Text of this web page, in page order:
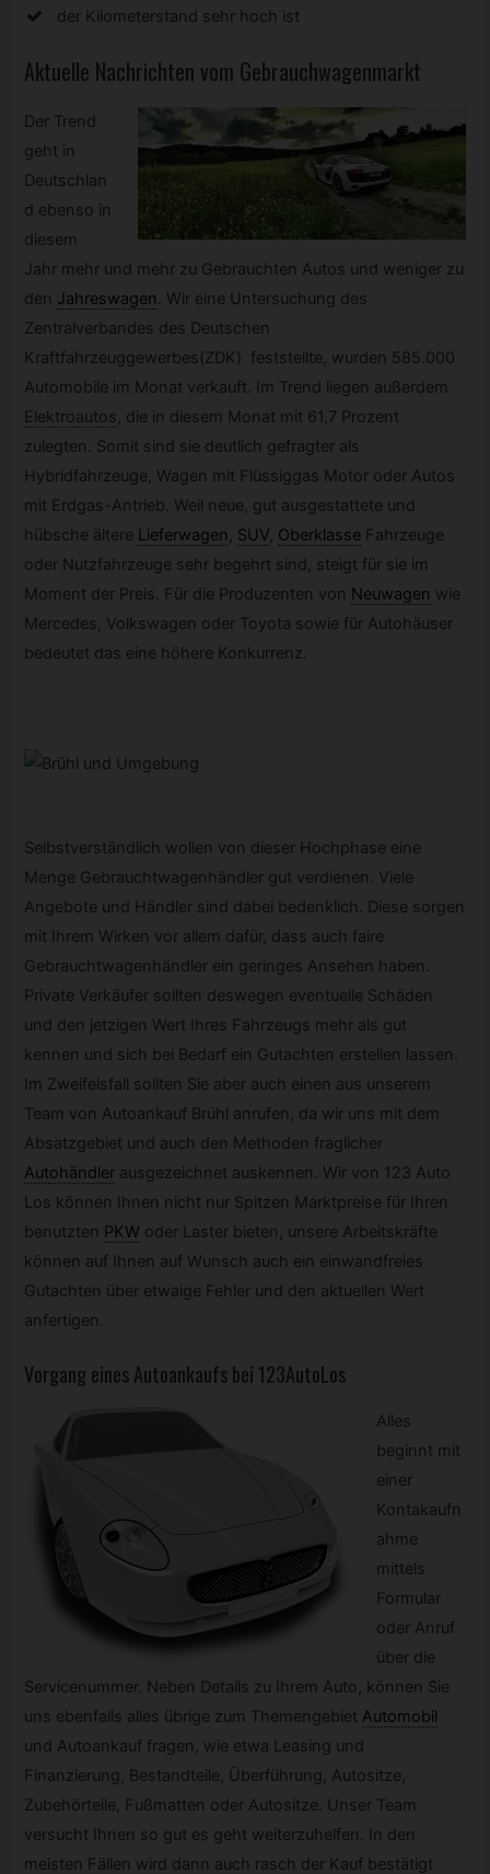
der Kilometerstand sehr hoch ist
Aktuelle Nachrichten vom Gebrauchwagenmarkt
Der Trend
geht in
Deutschlan
d ebenso in
diesem
Jahr mehr und mehr zu Gebrauchten Autos und weniger zu
den Jahreswagen. Wir eine Untersuchung des
Zentralverbandes des Deutschen
Kraftfahrzeuggewerbes(ZDK) feststellte, wurden 585.000
Automobile im Monat verkauft. Im Trend liegen außerdem
Elektroautos, die in diesem Monat mit 61,7 Prozent
zulegten. Somit sind sie deutlich gefragter als
Hybridfahrzeuge, Wagen mit Flüssiggas Motor oder Autos
mit Erdgas-Antrieb. Weil neue, gut ausgestattete und
hübsche ältere Lieferwagen , SUV, Oberklasse Fahrzeuge
oder Nutzfahrzeuge sehr begehrt sind, steigt für sie im
Moment der Preis. Für die Produzenten von Neuwagen wie
Mercedes, Volkswagen oder Toyota sowie für Autohäuser
bedeutet das eine höhere Konkurrenz.
Selbstverständlich wollen von dieser Hochphase eine
Menge Gebrauchtwagenhändler gut verdienen. Viele
Angebote und Händler sind dabei bedenklich. Diese sorgen
mit Ihrem Wirken vor allem dafür, dass auch faire
Gebrauchtwagenhändler ein geringes Ansehen haben.
Private Verkäufer sollten deswegen eventuelle Schäden
und den jetzigen Wert Ihres Fahrzeugs mehr als gut
kennen und sich bei Bedarf ein Gutachten erstellen lassen.
Im Zweifelsfall sollten Sie aber auch einen aus unserem
Team von Autoankauf Brühl anrufen, da wir uns mit dem
Absatzgebiet und auch den Methoden fraglicher
Autohändler ausgezeichnet auskennen. Wir von 123 Auto
Los können Ihnen nicht nur Spitzen Marktpreise für Ihren
benutzten PKW oder Laster bieten, unsere Arbeitskräfte
können auf Ihnen auf Wunsch auch ein einwandfreies
Gutachten über etwaige Fehler und den aktuellen Wert
anfertigen.
Vorgang eines Autoankaufs bei 123AutoLos
Alles
beginnt mit
einer
Kontakaufn
ahme
mittels
Formular
oder Anruf
über die
Servicenummer. Neben Details zu Ihrem Auto, können Sie
uns ebenfalls alles übrige zum Themengebiet Automobil
und Autoankauf fragen, wie etwa Leasing und
Finanzierung, Bestandteile, Überführung, Autositze,
Zubehörteile, Fußmatten oder Autositze. Unser Team
versucht Ihnen so gut es geht weiterzuhelfen. In den
meisten Fällen wird dann auch rasch der Kauf bestätigt